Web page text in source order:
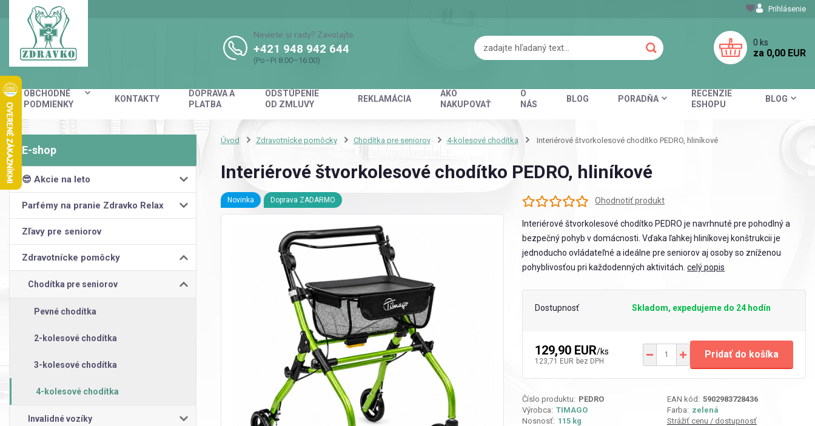
OBCHODNÉ
PODMIENKY
KONTAKTY
DOPRAVA A
PLATBA
ODSTÚPENIE
OD ZMLUVY
REKLAMÁCIA
AKO
NAKUPOVAŤ
O
NÁS
BLOG PORADŇA
RECENZIE
ESHOPU
BLOG
Prihlásenie
Neviete si rady? Zavolajte.
+421 948 942 644
(Po–Pi 8:00–16:00)
0 ks
za 0,00 EUR
😎 Akcie na leto
Parfémy na pranie Zdravko Relax
Zľavy pre seniorov
Zdravotnícke pomôcky
Chodítka pre seniorov
Pevné chodítka
2-kolesové chodítka
3-kolesové chodítka
4-kolesové chodítka
Invalidné vozíky
Úvod Zdravotnícke pomôcky Chodítka pre seniorov 4-kolesové chodítka Interiérové štvorkolesové chodítko PEDRO, hliníkové
Interiérové štvorkolesové chodítko PEDRO, hliníkové
Novinka Doprava ZADARMO Ohodnotiť produkt
Interiérové štvorkolesové chodítko PEDRO je navrhnuté pre pohodlný a
bezpečný pohyb v domácnosti. Vďaka ľahkej hliníkovej konštrukcii je
jednoducho ovládateľné a ideálne pre seniorov aj osoby so zníženou
pohyblivosťou pri každodenných aktivitách.celý popis
Dostupnosť Skladom, expedujeme do 24 hodín
129,90 EUR/ks
123,71 EUR bez DPH
Pridať do košíka
Číslo produktu: PEDRO EAN kód: 5902983728436
Výrobca: TIMAGO Farba: zelená
Nosnosť: 115 kg Strážiť cenu / dostupnosť